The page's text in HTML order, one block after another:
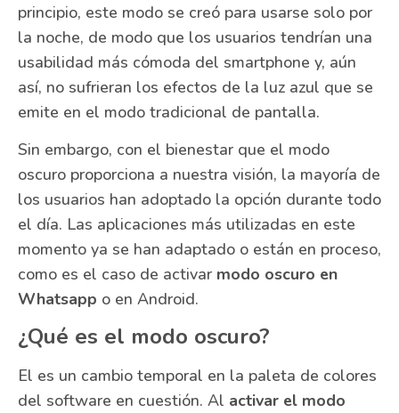
principio, este modo se creó para usarse solo por
la noche, de modo que los usuarios tendrían una
usabilidad más cómoda del smartphone y, aún
así, no sufrieran los efectos de la luz azul que se
emite en el modo tradicional de pantalla.
Sin embargo, con el bienestar que el modo
oscuro proporciona a nuestra visión, la mayoría de
los usuarios han adoptado la opción durante todo
el día. Las aplicaciones más utilizadas en este
momento ya se han adaptado o están en proceso,
como es el caso de activar modo oscuro en
Whatsapp o en Android.
¿Qué es el modo oscuro?
El es un cambio temporal en la paleta de colores
del software en cuestión. Al activar el modo